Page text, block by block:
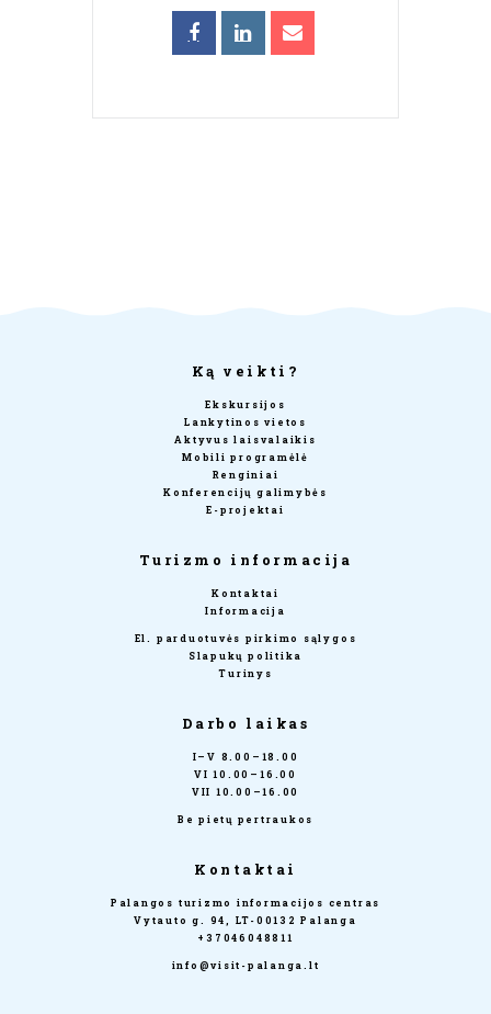
Ką veikti?
Ekskursijos
Lankytinos vietos
Aktyvus laisvalaikis
Mobili programėlė
Renginiai
Konferencijų galimybės
E-projektai
Turizmo informacija
Kontaktai
Informacija
El. parduotuvės pirkimo sąlygos
Slapukų politika
Turinys
Darbo laikas
I–V 8.00–18.00
VI 10.00–16.00
VII 10.00–16.00
Be pietų pertraukos
Kontaktai
Palangos turizmo informacijos centras
Vytauto g. 94, LT-00132 Palanga
+37046048811
info@visit-palanga.lt